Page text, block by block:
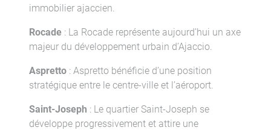
immobilier ajaccien.
Rocade : La Rocade représente aujourd’hui un axe
majeur du développement urbain d’Ajaccio.
Aspretto : Aspretto bénéficie d’une position
stratégique entre le centre-ville et l’aéroport.
Saint-Joseph : Le quartier Saint-Joseph se
développe progressivement et attire une